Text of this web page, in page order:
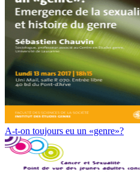
A-t-on toujours eu un «genre»?